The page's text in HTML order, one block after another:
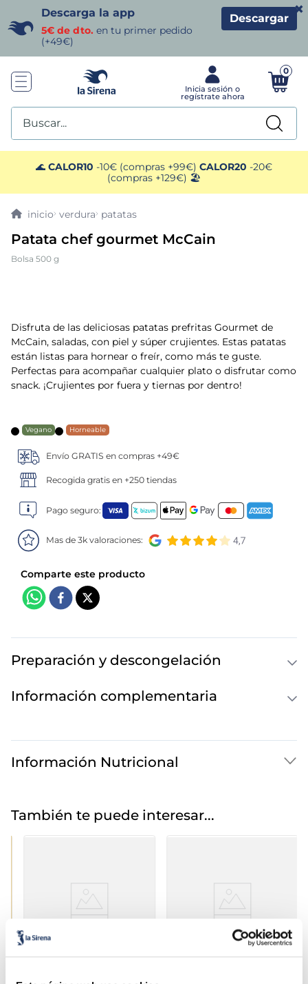
Descarga la app
5€ de dto. en tu primer pedido
(+49€)
Descargar
×
0
Buscar...
🌊 CALOR10 -10€ (compras +99€) CALOR20 -20€
(compras +129€) 🏖️
verdura patatas
Patata chef gourmet McCain
Bolsa 500 g
Disfruta de las deliciosas patatas prefritas Gourmet de
McCain, saladas, con piel y súper crujientes. Estas patatas
están listas para hornear o freír, como más te guste.
Perfectas para acompañar cualquier plato o disfrutar como
snack. ¡Crujientes por fuera y tiernas por dentro!
Vegano Horneable
Envío GRATIS en compras +49€
Recogida gratis en +250 tiendas
Pago seguro:
Mas de 3k valoraciones:
Preparación y descongelación
Información complementaria
Información Nutricional
También te puede interesar...
TÉRMINOS MÁS BUSCADOS
1. helados sirena
3. patatas
5. verduras
6 croquetas
8 listísimos
9. gambon
10. pollo